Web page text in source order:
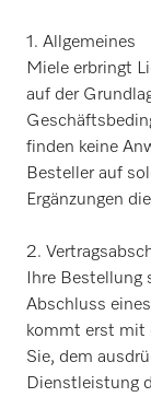
1. Allgemeines
Miele erbringt
auf der
finden keine
Besteller auf
Ergänzungen
2.
Ihre
Abschluss
kommt erst mit
Sie, dem
Dienstleistung